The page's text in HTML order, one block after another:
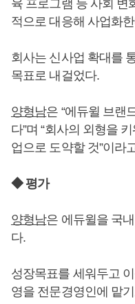
육 프로그램 등 사회 변
적으로 대응해 사업화
회사는 신사업 확대를
목표로 내걸었다.
양형남은 “에듀윌 브랜
다”며 “회사의 외형을
업으로 도약할 것”이라
◆ 평가
양형남은 에듀윌을 국
다.
성장목표를 세워두고
영을 전문경영인에 맡